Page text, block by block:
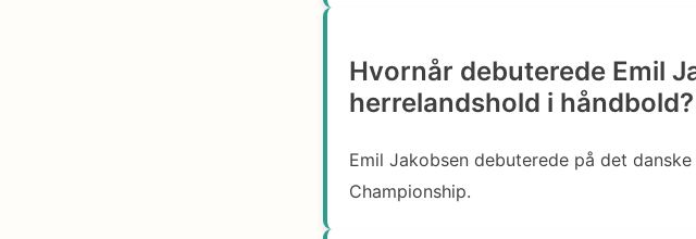
Hvornår debuterede Emil
herrelandshold i håndbold?
Emil Jakobsen debuterede på det
Championship.